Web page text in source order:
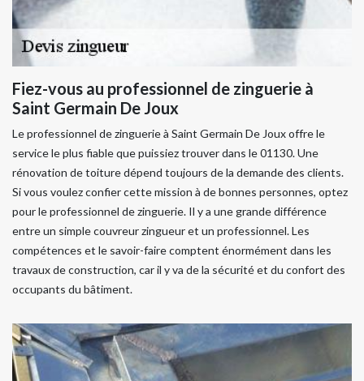
Fiez-vous au professionnel de zinguerie à
Saint Germain De Joux
Le professionnel de zinguerie à Saint Germain De Joux offre le
service le plus fiable que puissiez trouver dans le 01130. Une
rénovation de toiture dépend toujours de la demande des clients.
Si vous voulez confier cette mission à de bonnes personnes, optez
pour le professionnel de zinguerie. Il y a une grande différence
entre un simple couvreur zingueur et un professionnel. Les
compétences et le savoir-faire comptent énormément dans les
travaux de construction, car il y va de la sécurité et du confort des
occupants du bâtiment.